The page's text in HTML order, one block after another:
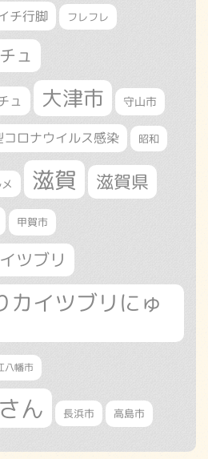
チ行脚 フレフレ
ュ
ュ 大津市 守山市
コロナウイルス感染 昭和
滋賀 滋賀県
甲賀市
ツブリ
カイツブリにゅ
八幡市
ん 長浜市 高島市